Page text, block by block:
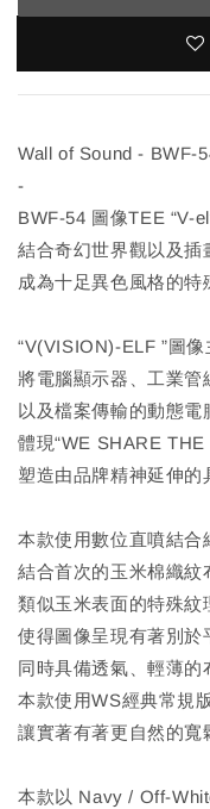
Wall of Sound - BWF-
-
BWF-54 圖像TEE “V-
結合奇幻世界觀以及插
成為十足異色風格的特
“V(VISION)-ELF ”圖
將電腦顯示器、工業管
以及檔案傳輸的動態電
體現“WE SHARE THE
塑造由品牌精神延伸的
本款使用數位直噴結合
結合首次的玉米棉織紋
類似玉米表面的特殊紋
使得圖像呈現有著別於
同時具備透氣、輕薄的
本款使用WS經典常規
讓實著有著更自然的寬
本款以 Navy / Off-